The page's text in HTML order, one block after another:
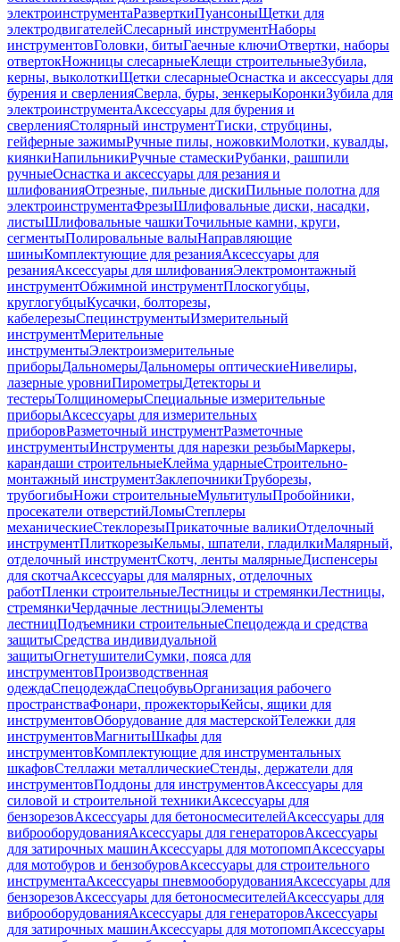
электроинструментаРазверткиПуансоныЩетки для
электродвигателейСлесарный инструментНаборы
инструментовГоловки, битыГаечные ключиОтвертки, наборы
отвертокНожницы слесарныеКлещи строительныеЗубила,
керны, выколоткиЩетки слесарныеОснастка и аксессуары для
бурения и сверленияСверла, буры, зенкерыКоронкиЗубила для
электроинструментаАксессуары для бурения и
сверленияСтолярный инструментТиски, струбцины,
гейферные зажимыРучные пилы, ножовкиМолотки, кувалды,
киянкиНапильникиРучные стамескиРубанки, рашпили
ручныеОснастка и аксессуары для резания и
шлифованияОтрезные, пильные дискиПильные полотна для
электроинструментаФрезыШлифовальные диски, насадки,
листыШлифовальные чашкиТочильные камни, круги,
сегментыПолировальные валыНаправляющие
шиныКомплектующие для резанияАксессуары для
резанияАксессуары для шлифованияЭлектромонтажный
инструментОбжимной инструментПлоскогубцы,
круглогубцыКусачки, болторезы,
кабелерезыСпецинструментыИзмерительный
инструментМерительные
инструментыЭлектроизмерительные
приборыДальномерыДальномеры оптическиеНивелиры,
лазерные уровниПирометрыДетекторы и
тестерыТолщиномерыСпециальные измерительные
приборыАксессуары для измерительных
приборовРазметочный инструментРазметочные
инструментыИнструменты для нарезки резьбыМаркеры,
карандаши строительныеКлейма ударныеСтроительно-
монтажный инструментЗаклепочникиТруборезы,
трубогибыНожи строительныеМультитулыПробойники,
просекатели отверстийЛомыСтеплеры
механическиеСтеклорезыПрикаточные валикиОтделочный
инструментПлиткорезыКельмы, шпатели, гладилкиМалярный,
отделочный инструментСкотч, ленты малярныеДиспенсеры
для скотчаАксессуары для малярных, отделочных
работПленки строительныеЛестницы и стремянкиЛестницы,
стремянкиЧердачные лестницыЭлементы
лестницПодъемники строительныеСпецодежда и средства
защитыСредства индивидуальной
защитыОгнетушителиСумки, пояса для
инструментовПроизводственная
одеждаСпецодеждаСпецобувьОрганизация рабочего
пространстваФонари, прожекторыКейсы, ящики для
инструментовОборудование для мастерскойТележки для
инструментовМагнитыШкафы для
инструментовКомплектующие для инструментальных
шкафовСтеллажи металлическиеСтенды, держатели для
инструментовПоддоны для инструментовАксессуары для
силовой и строительной техникиАксессуары для
бензорезовАксессуары для бетоносмесителейАксессуары для
виброоборудованияАксессуары для генераторовАксессуары
для затирочных машинАксессуары для мотопомпАксессуары
для мотобуров и бензобуровАксессуары для строительного
инструментаАксессуары пневмооборудованияАксессуары для
бензорезовАксессуары для бетоносмесителейАксессуары для
виброоборудованияАксессуары для генераторовАксессуары
для затирочных машинАксессуары для мотопомпАксессуары